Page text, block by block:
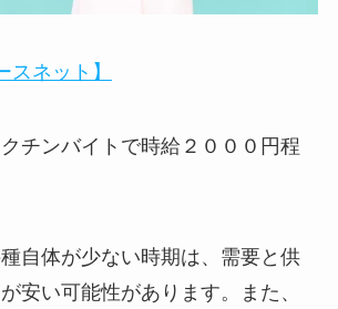
スネット】
チンバイトで時給２０００円程
自体が少ない時期は、需要と供
安い可能性があります。また、